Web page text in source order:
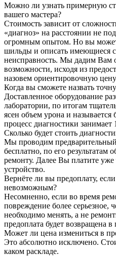
Можно ли узнать примерную
вашего мастера?
Стоимость зависит от
«диагноз» на расстоянии не
огромным опытом. Но вы
шильды и описать имеющиеся
неисправность. Мы дадим Вам
возможности, исходя из
назовем ориентировочную
Когда вы сможете назвать
Доставленное оборудование
лаборатории, по итогам
ясен объем урона и
процесс диагностики занимает
Сколько будет стоить
Мы проводим
бесплатно, по его результатам
ремонту. Далее Вы платите уже
устройство.
Вернёте ли вы предоплату,
невозможным?
Несомненно, если во время
повреждение более серьезное,
необходимо менять, а не
предоплата будет возвращена
Может ли цена измениться в
Это абсолютно исключено.
каком раскладе.